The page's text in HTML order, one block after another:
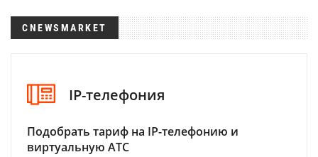
CNEWSMARKET
IP-телефония
Подобрать тариф на IP-телефонию и
виртуальную АТС